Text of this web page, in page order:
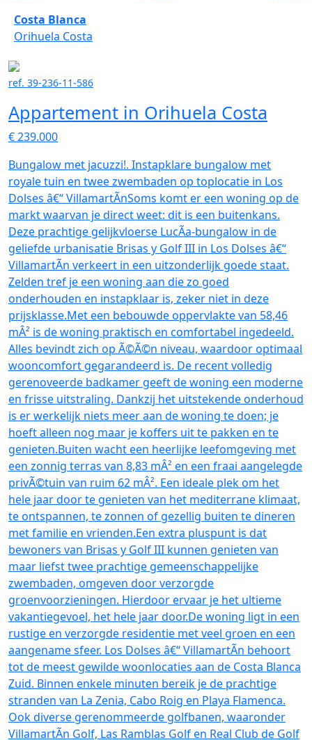
Costa Blanca
Orihuela Costa
ref. 39-236-11-586
Appartement in Orihuela Costa
€ 239.000
Bungalow met jacuzzi!. Instapklare bungalow met
royale tuin en twee zwembaden op toplocatie in Los
Dolses â€“ VillamartÃ­nSoms komt er een woning op de
markt waarvan je direct weet: dit is een buitenkans.
Deze prachtige gelijkvloerse LucÃ­a-bungalow in de
geliefde urbanisatie Brisas y Golf III in Los Dolses â€“
VillamartÃ­n verkeert in een uitzonderlijk goede staat.
Zelden tref je een woning aan die zo goed
onderhouden en instapklaar is, zeker niet in deze
prijsklasse.Met een bebouwde oppervlakte van 58,46
mÂ² is de woning praktisch en comfortabel ingedeeld.
Alles bevindt zich op Ã©Ã©n niveau, waardoor optimaal
wooncomfort gegarandeerd is. De recent volledig
gerenoveerde badkamer geeft de woning een moderne
en frisse uitstraling. Dankzij het uitstekende onderhoud
is er werkelijk niets meer aan de woning te doen; je
hoeft alleen nog maar je koffers uit te pakken en te
genieten.Buiten wacht een heerlijke leefomgeving met
een zonnig terras van 8,83 mÂ² en een fraai aangelegde
privÃ©tuin van ruim 62 mÂ². Een ideale plek om het
hele jaar door te genieten van het mediterrane klimaat,
te ontspannen, te zonnen of gezellig buiten te dineren
met familie en vrienden.Een extra pluspunt is dat
bewoners van Brisas y Golf III kunnen genieten van
maar liefst twee prachtige gemeenschappelijke
zwembaden, omgeven door verzorgde
groenvoorzieningen. Hierdoor ervaar je het ultieme
vakantiegevoel, het hele jaar door.De woning ligt in een
rustige en verzorgde residentie met veel groen en een
aangename sfeer. Los Dolses â€“ VillamartÃ­n behoort
tot de meest gewilde woonlocaties aan de Costa Blanca
Zuid. Binnen enkele minuten bereik je de prachtige
stranden van La Zenia, Cabo Roig en Playa Flamenca.
Ook diverse gerenommeerde golfbanen, waaronder
VillamartÃ­n Golf, Las Ramblas Golf en Real Club de Golf